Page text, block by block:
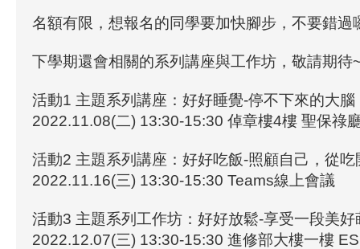
名額有限，想報名的同學要加快腳步，不要錯過
下學期還會相關的系列講座與工作坊，敬請期待
活動1 主題系列講座：好好睡覺-停不下來的大腦
2022.11.08(二) 13:30-15:30 倬章樓4樓 聖保祿
活動2 主題系列講座：好好吃飯-照顧自己，從吃
2022.11.16(三) 13:30-15:30 Teams線上會議
活動3 主題系列工作坊：好好放鬆-享受一段美好
2022.12.07(三) 13:30-15:30 進修部大樓一樓